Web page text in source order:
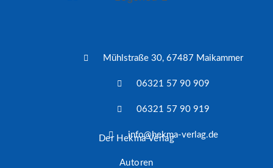
Mühlstraße 30, 67487 Maikammer
06321 57 90 909
06321 57 90 919
info@hekma-verlag.de
Der Hekma Verlag
Autoren